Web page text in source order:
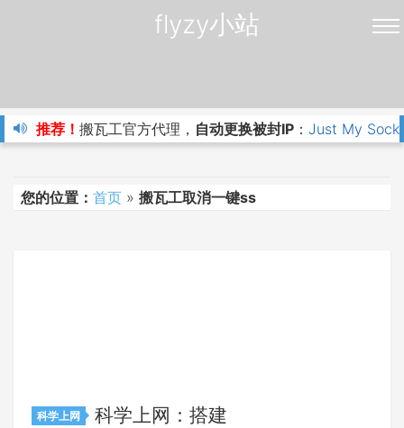
flyzy小站
推荐！ 搬瓦工官方代理， 自动更换被封IP ： Just My
您的位置： 首页 » 搬瓦工取消一键ss
科学上网
科学上网：搭建